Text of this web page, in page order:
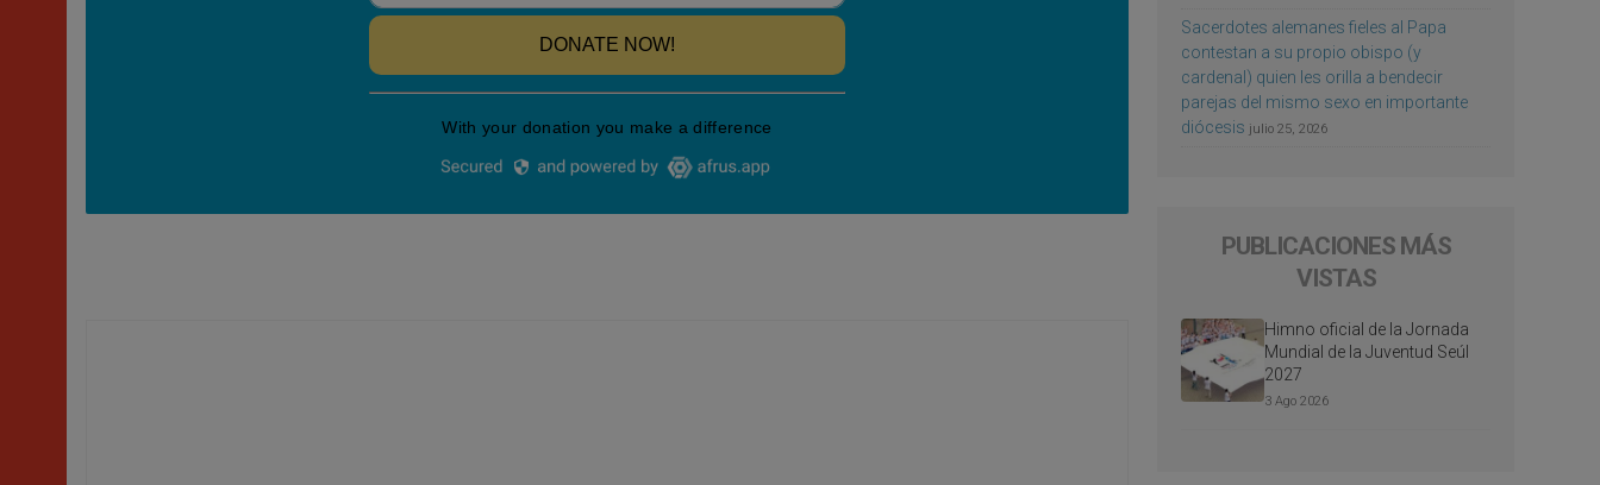
Sacerdotes alemanes fieles al Papa
contestan a su propio obispo (y
cardenal) quien les orilla a bendecir
parejas del mismo sexo en importante
diócesis julio 25, 2026
PUBLICACIONES MÁS
VISTAS
Himno oficial de la Jornada
Mundial de la Juventud Seúl
2027
3 Ago 2026